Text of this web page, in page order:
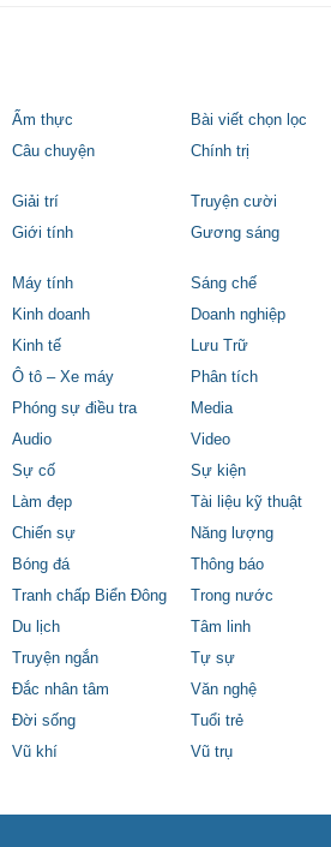
Ẩm thực Bài viết chọn lọc
Câu chuyện
Chính trị
Giải trí
Truyện cười
Giới tính
Gương sáng
Máy tính
Sáng chế
Kinh doanh
Doanh nghiệp
Kinh tế
Lưu Trữ
Ô tô – Xe máy
Phân tích
Phóng sự điều tra
Media
Audio
Video
Sự cố
Sự kiện
Làm đẹp
Tài liệu kỹ thuật
Chiến sự
Năng lượng
Bóng đá
Thông báo
Tranh chấp Biển Đông
Trong nước
Du lịch
Tâm linh
Truyện ngắn
Tự sự
Đắc nhân tâm
Văn nghệ
Đời sống
Tuổi trẻ
Vũ khí
Vũ trụ